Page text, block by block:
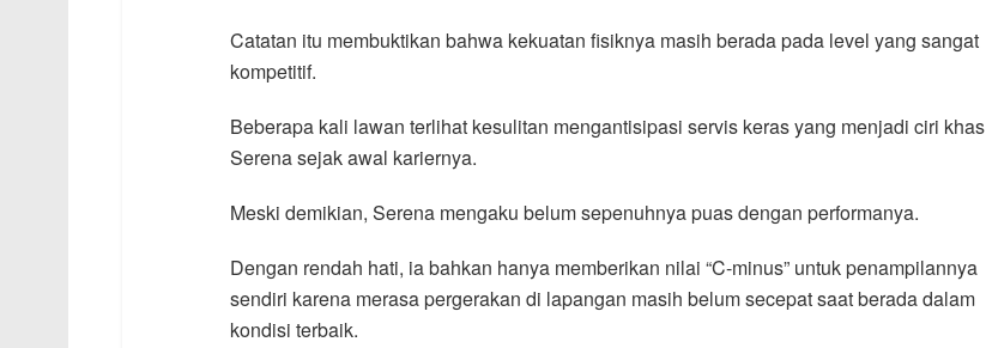
Catatan itu membuktikan bahwa kekuatan fisiknya masih berada pada level yang sangat
kompetitif.
Beberapa kali lawan terlihat kesulitan mengantisipasi servis keras yang menjadi ciri khas
Serena sejak awal kariernya.
Meski demikian, Serena mengaku belum sepenuhnya puas dengan performanya.
Dengan rendah hati, ia bahkan hanya memberikan nilai “C-minus” untuk penampilannya
sendiri karena merasa pergerakan di lapangan masih belum secepat saat berada dalam
kondisi terbaik.